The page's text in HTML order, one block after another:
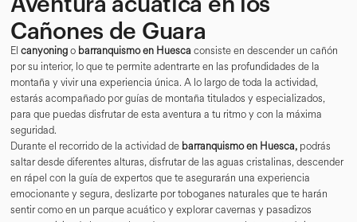
Cañones de Guara
El canyoningo barranquismo en Huescaconsiste en descender un cañón
por su interior, lo que te permite adentrarte en las profundidades de la
montaña y vivir una experiencia única. A lo largo de toda la actividad,
estarás acompañado por guías de montaña titulados y especializados,
para que puedas disfrutar de esta aventura a tu ritmo y con la máxima
seguridad.
Durante el recorrido de la actividad de barranquismo en Huesca, podrás
saltar desde diferentes alturas, disfrutar de las aguas cristalinas, descender
en rápel con la guía de expertos que te asegurarán una experiencia
emocionante y segura, deslizarte por toboganes naturales que te harán
sentir como en un parque acuático y explorar cavernas y pasadizos